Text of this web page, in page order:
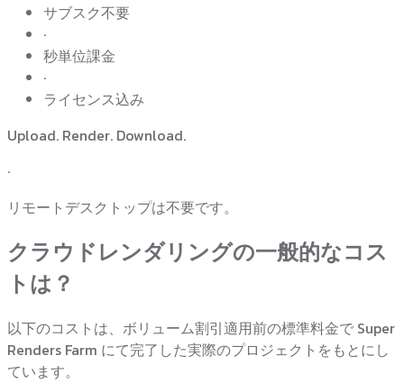
サブスク不要
·
秒単位課金
·
ライセンス込み
Upload. Render. Download.
·
リモートデスクトップは不要です。
クラウドレンダリングの一般的なコス
トは？
以下のコストは、ボリューム割引適用前の標準料金で Super
Renders Farm にて完了した実際のプロジェクトをもとにし
ています。